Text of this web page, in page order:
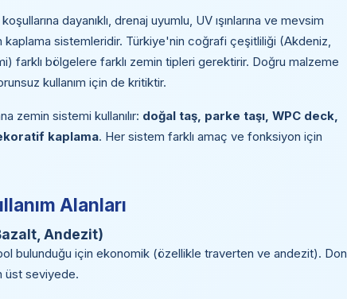
dayanıklı, drenaj uyumlu, UV ışınlarına ve mevsim
sistemleridir. Türkiye'nin coğrafi çeşitliliği (Akdeniz,
farklı bölgelere farklı zemin tipleri gerektirir. Doğru malzeme
kullanım için de kritiktir.
zemin sistemi kullanılır: doğal taş, parke taşı, WPC deck,
kaplama. Her sistem farklı amaç ve fonksiyon için
Alanları
Andezit)
bulunduğu için ekonomik (özellikle traverten ve andezit). Don
üst seviyede.